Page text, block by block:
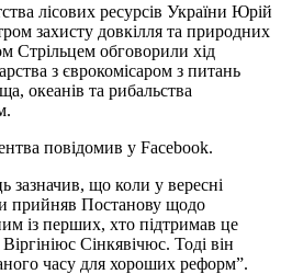
лісових ресурсів України Юрій
захисту довкілля та природних
Стрільцем обговорили хід
з єврокомісаром з питань
океанів та рибальства
повідомив у Facebook.
зазначив, що коли у вересні
прийняв Постанову щодо
із перших, хто підтримав це
Сінкявічюс. Тоді він
часу для хороших реформ”.